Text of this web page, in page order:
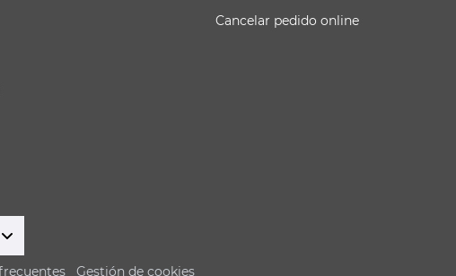
Cancelar pedido online
Gestión de cookies